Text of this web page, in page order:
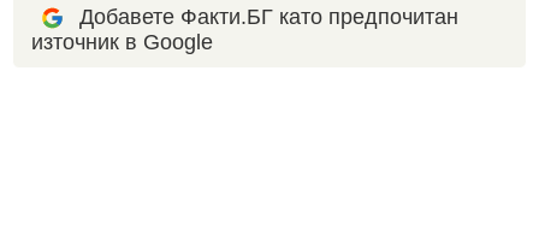
Добавете Факти.БГ като предпочитан
източник в Google